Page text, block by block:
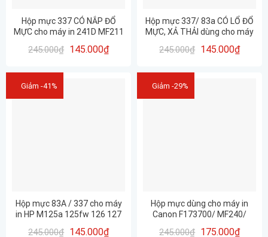
Hộp mực 337 CÓ NẮP ĐỔ
MỰC cho máy in 241D MF211
223D 226DN 227DW 229DW …
245.000₫ 145.000₫
Hộp mực 337/ 83a CÓ LỔ ĐỔ
MỰC, XẢ THẢI dùng cho máy
– Canon 221D, 151DW,
245.000₫ 145.000₫
Giảm -41%
Hộp mực 83A / 337 cho máy
in HP M125a 125fw 126 127
245.000₫ 145.000₫
Giảm -29%
Hộp mực dùng cho máy in
Canon F173700/ MF240/
245.000₫ 175.000₫